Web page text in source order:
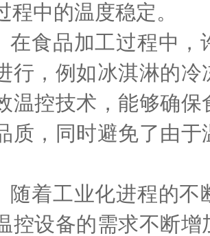
程中的温度稳定。
品加工过程中，
行，例如冰淇淋的
温控技术，能够确
质，同时避免了由
工业化进程的不
控设备的需求不断